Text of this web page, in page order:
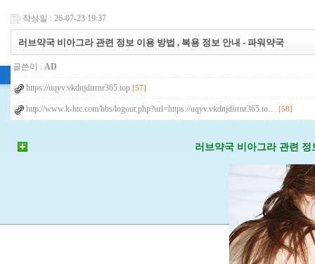
작성일 : 26-07-23 19:37
러브약국 비아그라 관련 정보 이용 방법 , 복용 정보 안내 - 파워약국
글쓴이 : AD
https://uqyv.vkdnjdirrnr365.top [57]
http://www.k-htc.com/bbs/logout.php?url=https://uqyv.vkdnjdirrnr365.to… [58]
러브약국 비아그라 관련